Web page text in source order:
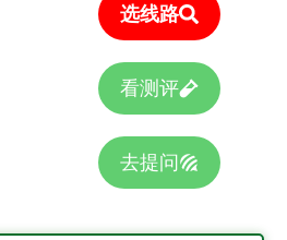
选线路
看测评
去提问